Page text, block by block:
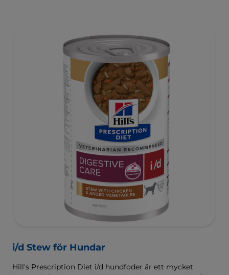
i/d Stew för Hundar
Hill's Prescription Diet i/d hundfoder är ett mycket